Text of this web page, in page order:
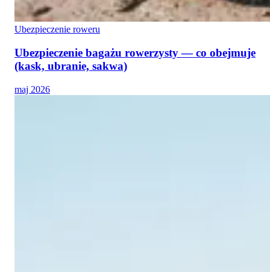
Ubezpieczenie roweru
Ubezpieczenie bagażu rowerzysty — co obejmuje
(kask, ubranie, sakwa)
maj 2026